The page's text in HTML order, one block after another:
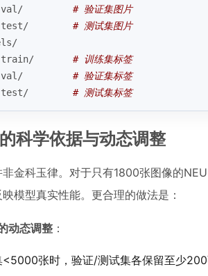
val/ # 验证集图片
test/ # 测试集图片
train/
# 训练集标签
val/
# 验证集标签
test/
# 测试集标签
科学依据与动态调整
非金科玉律。对于只有1800张图像的
模型真实性能。更合理的做法是：
动态调整 ：
<5000张时，验证/测试集各保留至少